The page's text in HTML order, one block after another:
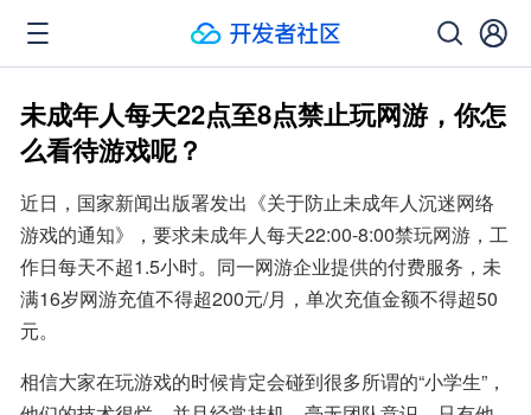
未成年人每天22点至8点禁止玩网游，你怎
么看待游戏呢？
近日，国家新闻出版署发出《关于防止未成年人沉迷网络
游戏的通知》，要求未成年人每天22:00-8:00禁玩网游，工
作日每天不超1.5小时。同一网游企业提供的付费服务，未
满16岁网游充值不得超200元/月，单次充值金额不得超50
元。
相信大家在玩游戏的时候肯定会碰到很多所谓的“小学生”，